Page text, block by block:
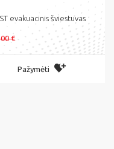
evakuacinis šviestuvas
€
Pažymėti